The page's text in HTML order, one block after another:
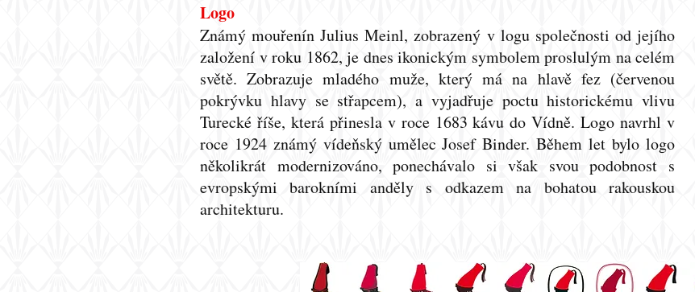
Logo
Známý mouřenín Julius Meinl, zobrazený v logu společnosti od jejího
založení v roku 1862, je dnes ikonickým symbolem proslulým na celém
světě. Zobrazuje mladého muže, který má na hlavě fez (červenou
pokrývku hlavy se střapcem), a vyjadřuje poctu historickému vlivu
Turecké říše, která přinesla v roce 1683 kávu do Vídně. Logo navrhl v
roce 1924 známý vídeňský umělec Josef Binder. Během let bylo logo
několikrát modernizováno, ponechávalo si však svou podobnost s
evropskými barokními anděly s odkazem na bohatou rakouskou
architekturu.